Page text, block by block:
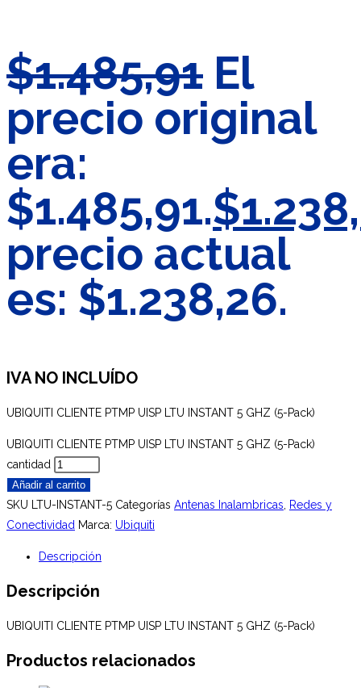
$1.485,91 El
precio original
era:
$1.485,91.$
precio actual
es: $1.238,26.
IVA NO INCLUÍDO
UBIQUITI CLIENTE PTMP UISP LTU INSTANT 5 GHZ (5-Pack)
UBIQUITI CLIENTE PTMP UISP LTU INSTANT 5 GHZ (5-Pack)
cantidad
Añadir al carrito
SKU LTU-INSTANT-5 Categorías Antenas Inalambricas
Redes y
Conectividad Marca: Ubiquiti
Descripción
Descripción
UBIQUITI CLIENTE PTMP UISP LTU INSTANT 5 GHZ (5-Pack)
Productos relacionados